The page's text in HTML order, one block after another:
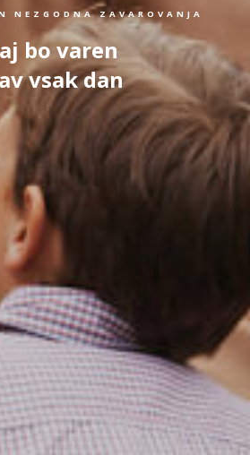
NEZGODNA ZAVAROVANJA
bo varen
vsak dan